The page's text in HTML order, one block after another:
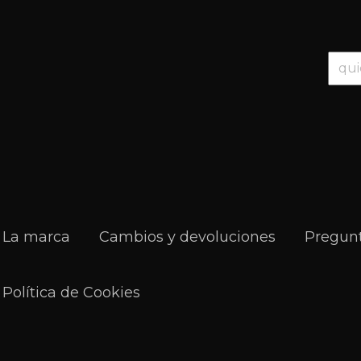
La marca Cambios y devoluciones
Política de Cookies